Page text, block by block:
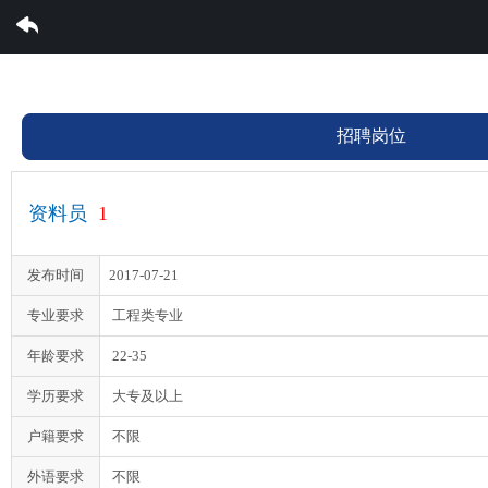
世界杯体育集团有限公司
招聘岗位
资料员 1
发布时间 2017-07-21
专业要求 工程类专业
年龄要求 22-35
学历要求 大专及以上
户籍要求 不限
外语要求 不限